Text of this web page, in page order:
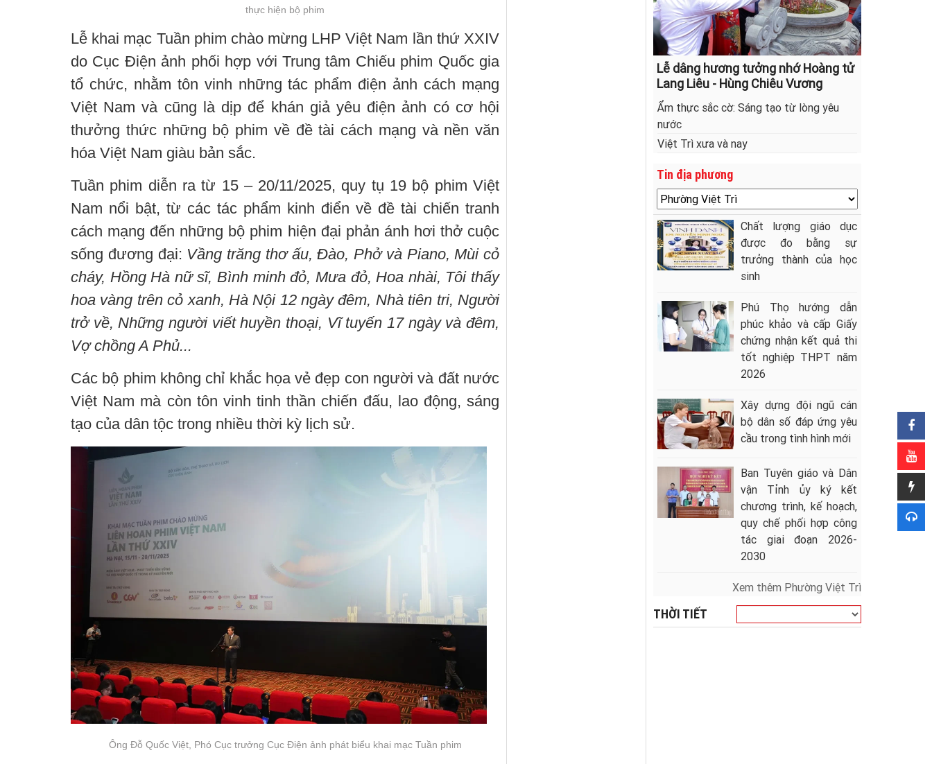
thực hiện bộ phim
Lễ khai mạc Tuần phim chào mừng LHP Việt Nam lần thứ XXIV
do Cục Điện ảnh phối hợp với Trung tâm Chiếu phim Quốc gia
tổ chức, nhằm tôn vinh những tác phẩm điện ảnh cách mạng
Việt Nam và cũng là dịp để khán giả yêu điện ảnh có cơ hội
thưởng thức những bộ phim về đề tài cách mạng và nền văn
hóa Việt Nam giàu bản sắc.
Tuần phim diễn ra từ 15 – 20/11/2025, quy tụ 19 bộ phim Việt
Nam nổi bật, từ các tác phẩm kinh điển về đề tài chiến tranh
cách mạng đến những bộ phim hiện đại phản ánh hơi thở cuộc
sống đương đại: Vầng trăng thơ ấu, Đào, Phở và Piano, Mùi cỏ
cháy, Hồng Hà nữ sĩ, Bình minh đỏ, Mưa đỏ, Hoa nhài, Tôi thấy
hoa vàng trên cỏ xanh, Hà Nội 12 ngày đêm, Nhà tiên tri, Người
trở về, Những người viết huyền thoại, Vĩ tuyến 17 ngày và đêm,
Vợ chồng A Phủ...
Các bộ phim không chỉ khắc họa vẻ đẹp con người và đất nước
Việt Nam mà còn tôn vinh tinh thần chiến đấu, lao động, sáng
tạo của dân tộc trong nhiều thời kỳ lịch sử.
Ông Đỗ Quốc Việt, Phó Cục trưởng Cục Điện ảnh phát biểu khai mạc Tuần phim
Lễ dâng hương tưởng nhớ Hoàng tử
Lang Liêu - Hùng Chiêu Vương
Ẩm thực sắc cờ: Sáng tạo từ lòng yêu
nước
Việt Trì xưa và nay
Tin địa phương
Chất lượng giáo dục
được đo bằng sự
trưởng thành của học
sinh
Phú Thọ hướng dẫn
phúc khảo và cấp Giấy
chứng nhận kết quả thi
tốt nghiệp THPT năm
2026
Xây dựng đội ngũ cán
bộ dân số đáp ứng yêu
cầu trong tình hình mới
Ban Tuyên giáo và Dân
vận Tỉnh ủy ký kết
chương trình, kế hoạch,
quy chế phối hợp công
tác giai đoạn 2026-
2030
Xem thêm Phường Việt Trì
THỜI TIẾT